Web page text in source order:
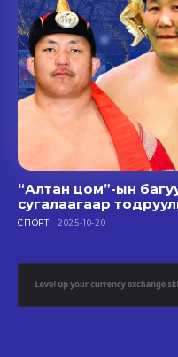
“Алтан цом”-ын
сугалаагаар
СПОРТ 2025-10-20